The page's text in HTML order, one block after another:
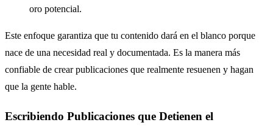
oro potencial.
Este enfoque garantiza que tu contenido dará en el blanco porque
nace de una necesidad real y documentada. Es la manera más
confiable de crear publicaciones que realmente resuenen y hagan
que la gente hable.
Escribiendo Publicaciones que Detienen el